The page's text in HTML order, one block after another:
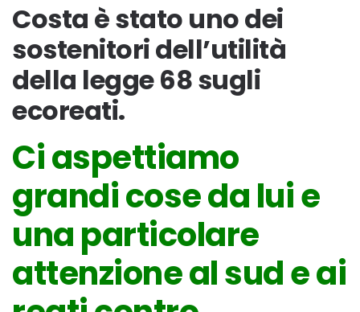
Costa è stato uno dei
sostenitori dell’utilità
della legge 68 sugli
ecoreati.
Ci aspettiamo
grandi cose da lui e
una particolare
attenzione al sud e ai